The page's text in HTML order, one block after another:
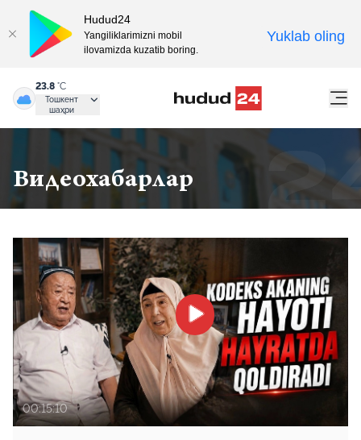
23.8 °C
Тошкент
шаҳри
Видеохабарлар
00:15:10
Hudud24
Yangiliklarimizni mobil
ilovamizda kuzatib boring.
Yuklab oling